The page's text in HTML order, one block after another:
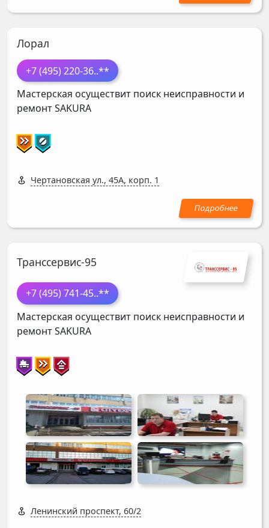
Лорал
+7 (495) 220-36..**
Мастерская осуществит поиск неисправности и
ремонтSAKURA
Чертановская ул., 45А, корп. 1
Транссервис-95
+7 (495) 741-45..**
Мастерская осуществит поиск неисправности и
ремонтSAKURA
Ленинский проспект, 60/2